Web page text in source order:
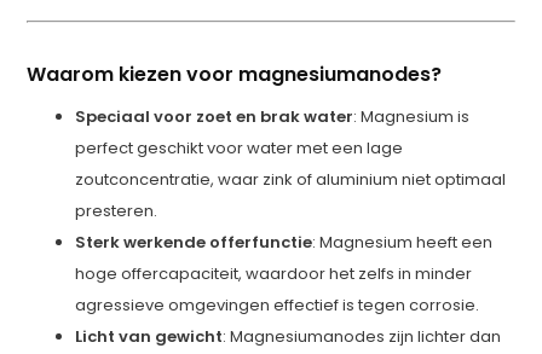
Waarom kiezen voor magnesiumanodes?
Speciaal voor zoet en brak water: Magnesium is
perfect geschikt voor water met een lage
zoutconcentratie, waar zink of aluminium niet optimaal
presteren.
Sterk werkende offerfunctie: Magnesium heeft een
hoge offercapaciteit, waardoor het zelfs in minder
agressieve omgevingen effectief is tegen corrosie.
Licht van gewicht: Magnesiumanodes zijn lichter dan